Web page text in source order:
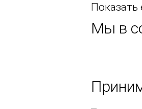
Показать
Мы в